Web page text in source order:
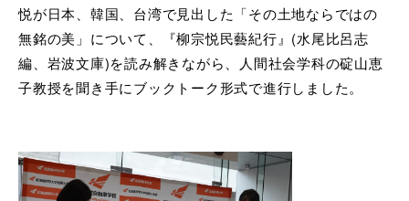
悦が日本、韓国、台湾で見出した「その土地ならではの
無銘の美」について、『柳宗悦民藝紀行』(水尾比呂志
編、岩波文庫)を読み解きながら、人間社会学科の碇山恵
子教授を聞き手にブックトーク形式で進行しました。